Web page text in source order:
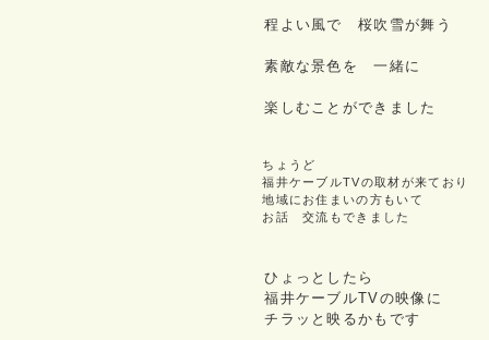
程よい風で 桜吹雪が舞う
素敵な景色を 一緒に
楽しむことができました
ちょうど
福井ケーブルTVの取材が来ており
地域にお住まいの方もいて
お話 交流もできました
ひょっとしたら
福井ケーブルTVの映像に
チラッと映るかもです